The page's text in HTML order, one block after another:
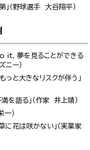
（野球選手 大谷翔平）
夢を見ることができる
ニー）
っと大きなリスクが伴う」
を語る」（作家 井上靖）
一）
に花は咲かない」（実業家